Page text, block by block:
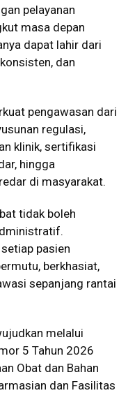
pelayanan
masa depan
dapat lahir dari
dan
pengawasan dari
regulasi,
klinik, sertifikasi
hingga
di masyarakat.
tidak boleh
pasien
berkhasiat,
sepanjang rantai
melalui
5 Tahun 2026
Obat dan Bahan
dan Fasilitas